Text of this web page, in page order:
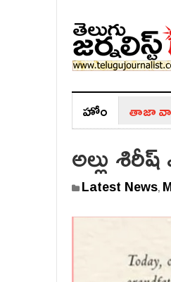
హోం తాజా
అల్లు
Latest News,